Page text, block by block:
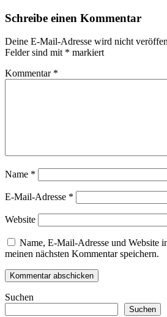
Schreibe einen Kommentar
Deine E-Mail-Adresse wird nicht
Felder sind mit * markiert
Kommentar *
Name *
E-Mail-Adresse *
Website
Name, E-Mail-Adresse und Website
meinen nächsten Kommentar speichern.
Suchen
Suchen